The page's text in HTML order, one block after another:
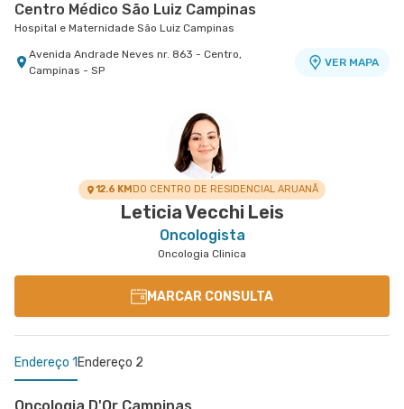
Centro Médico São Luiz Campinas
Hospital e Maternidade São Luiz Campinas
Avenida Andrade Neves nr. 863 - Centro,
Campinas - SP
VER MAPA
12.6 KMDO CENTRO DE RESIDENCIAL ARUANÃ
Leticia Vecchi Leis
Oncologista
Oncologia Clinica
MARCAR CONSULTA
Endereço 1 Endereço 2